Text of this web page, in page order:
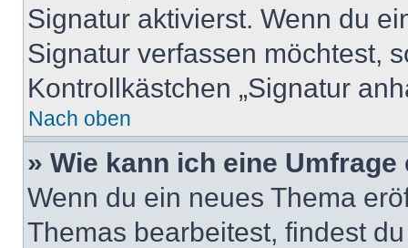
Signatur aktivierst. Wenn du
Signatur verfassen möchtest,
Kontrollkästchen „Signatur
Nach oben
» Wie kann ich eine
Wenn du ein neues Thema
Themas bearbeitest, findest